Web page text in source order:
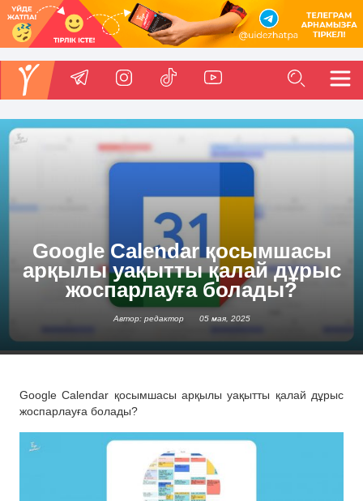
Google Calendar қосымшасы
арқылы уақытты қалай дұрыс
жоспарлауға болады?
Автор: редактор 05 мая, 2025
Google Calendar қосымшасы арқылы уақытты қалай дұрыс
жоспарлауға болады?